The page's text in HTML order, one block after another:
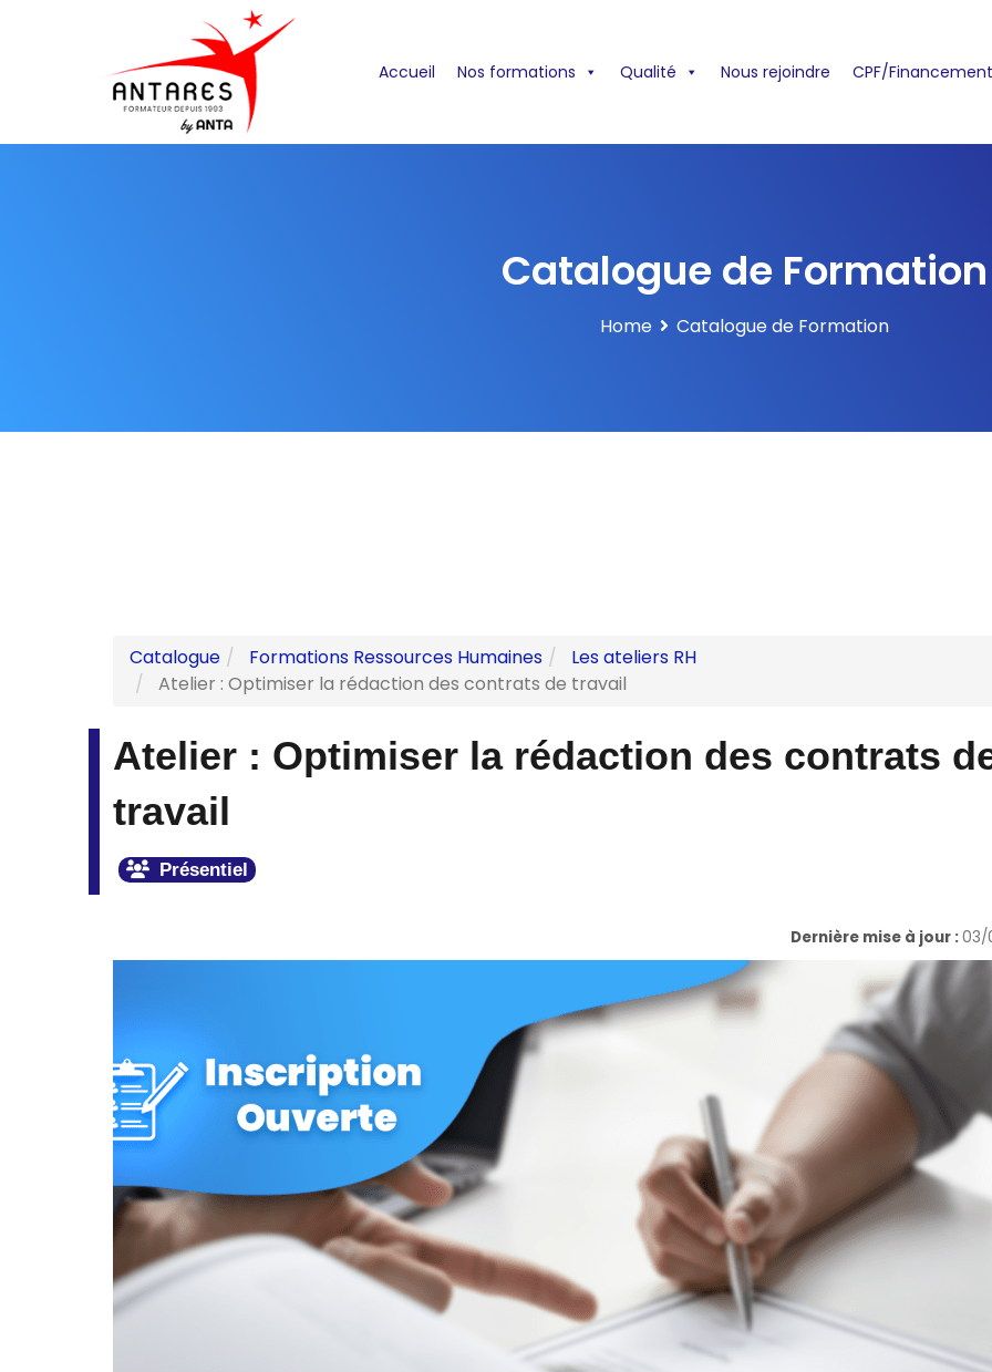
Accueil Nos formations Qualité Nous rejoindre CPF/
Catalogue de Formation
Home Catalogue de Formation
Catalogue Formations Ressources Humaines
Les ateliers RH
Atelier : Optimiser la rédaction des contrats de travail
Atelier : Optimiser la rédaction des contrats
travail
Présentiel
Dernière mise à jour :03/